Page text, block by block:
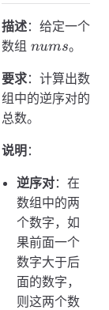
描述：给定一个
数组 nums
nums。
要求：计算出数
组中的逆序对的
总数。
说明：
逆序对：在
数组中的两
个数字，如
果前面一个
数字大于后
面的数字，
则这两个数